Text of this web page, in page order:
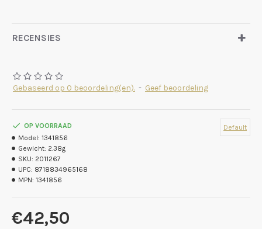
RECENSIES
Gebaseerd op 0 beoordeling(en). - Geef beoordeling
€42,50
OP VOORRAAD
Model: 1341856
Gewicht: 2.38g
SKU: 2011267
UPC: 8718834965168
MPN: 1341856
Default